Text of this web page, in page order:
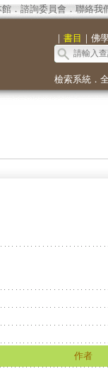
館． 諮詢委員會． 聯絡我
｜ 書目 ｜ 佛
檢索系統．
作者